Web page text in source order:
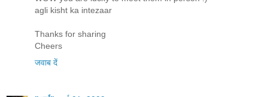
agli kisht ka intezaar
Thanks for sharing
Cheers
जवाब दें